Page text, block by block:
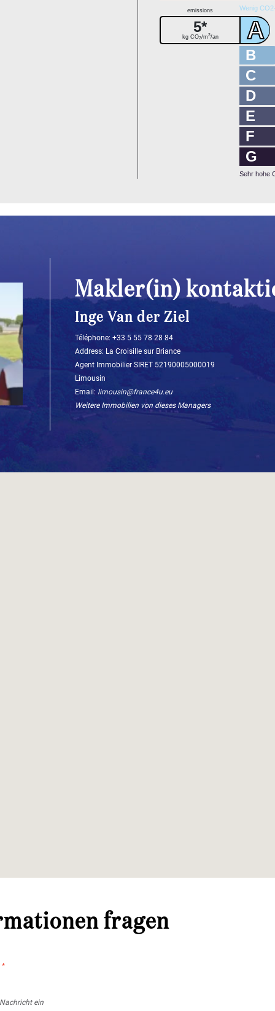
Wenig
A
emissions
5*
kg CO2/m3/an
B
C
D
E
F
G
Sehr hohe
Makler(in)
Inge Van der Ziel
Téléphone: ‭+33 5 55 78 28 84‬
Address: La Croisille sur Briance
Agent Immobilier SIRET 52190005000019
Limousin
Email: limousin@france4u.eu
Weitere Immobilien von dieses Managers
fragen
*